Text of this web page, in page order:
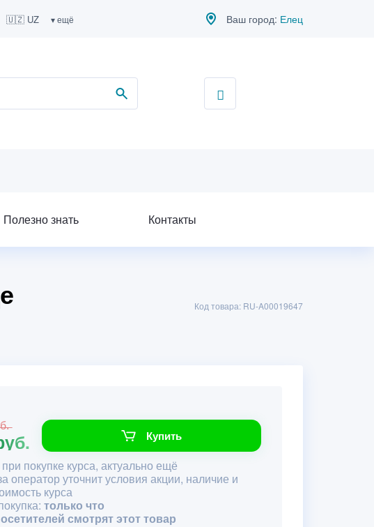
🇺🇿 UZ ▾ ещё Ваш город: Елец
Полезно знать Контакты
Код товара: RU-A00019647
Купить
покупке курса, актуально ещё
оператор уточнит условия акции, наличие и
курса
только что
смотрят этот товар